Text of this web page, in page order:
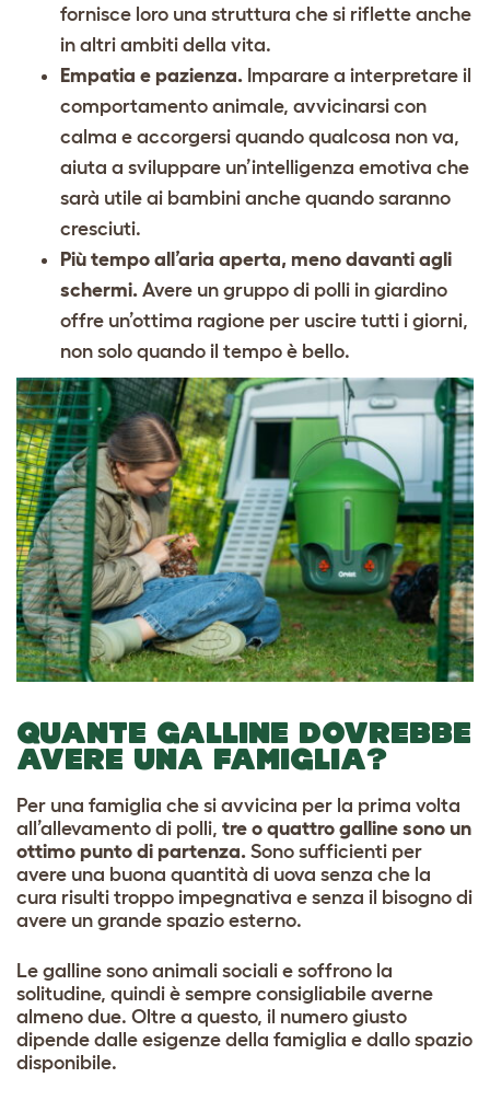
fornisce loro una struttura che si riflette anche
in altri ambiti della vita.
Empatia e pazienza. Imparare a interpretare il
comportamento animale, avvicinarsi con
calma e accorgersi quando qualcosa non va,
aiuta a sviluppare un’intelligenza emotiva che
sarà utile ai bambini anche quando saranno
cresciuti.
Più tempo all’aria aperta, meno davanti agli
schermi. Avere un gruppo di polli in giardino
offre un’ottima ragione per uscire tutti i giorni,
non solo quando il tempo è bello.
QUANTE GALLINE DOVREBBE
AVERE UNA FAMIGLIA?
Per una famiglia che si avvicina per la prima volta
all’allevamento di polli, tre o quattro galline sono un
ottimo punto di partenza. Sono sufficienti per
avere una buona quantità di uova senza che la
cura risulti troppo impegnativa e senza il bisogno di
avere un grande spazio esterno.
Le galline sono animali sociali e soffrono la
solitudine, quindi è sempre consigliabile averne
almeno due. Oltre a questo, il numero giusto
dipende dalle esigenze della famiglia e dallo spazio
disponibile.